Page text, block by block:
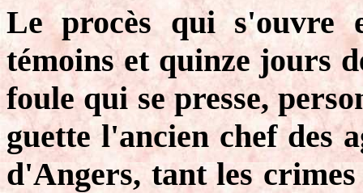
Le procès qui s'ouvre
témoins et quinze jours
foule qui se presse,
guette l'ancien chef des
d'Angers, tant les